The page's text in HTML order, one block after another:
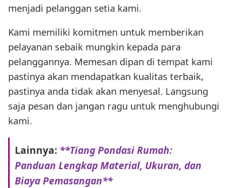
menjadi pelanggan setia kami.
Kami memiliki komitmen untuk memberikan
pelayanan sebaik mungkin kepada para
pelanggannya. Memesan dipan di tempat kami
pastinya akan mendapatkan kualitas terbaik,
pastinya anda tidak akan menyesal. Langsung
saja pesan dan jangan ragu untuk menghubungi
kami.
Lainnya: **Tiang Pondasi Rumah:
Panduan Lengkap Material, Ukuran, dan
Biaya Pemasangan**